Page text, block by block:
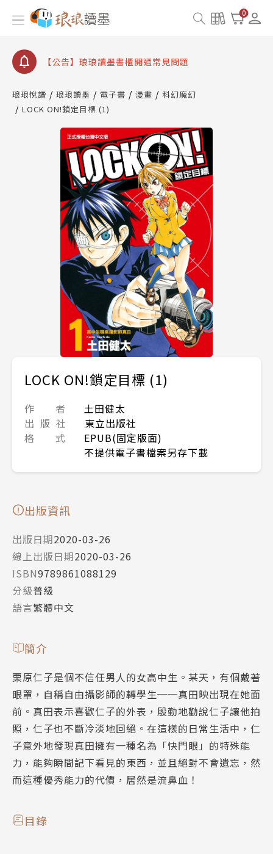
0
【公告】琅琅書店服務升級重要說明及資產合併結果
查詢
【公告】琅琅讀墨數位閱讀資產合併與書櫃開通申請
【公告】琅琅讀墨書櫃開通常見問題
請圖文教學
【公告】琅琅書店服務升級重要說明及資產合併結果
查詢
【公告】琅琅讀墨數位閱讀資產合併與書櫃開通申請
琅琅悅讀 琅琅讀墨 電子書 漫畫
科幻魔幻
LOCK ON!鎖定目標 (1)
LOCK ON!鎖定目標 (1)
作 者
土田健太
出 版 社
東立出版社
格 式
EPUB(固定版面)
不提供電子書檔案另存下載
出版資訊
出版日期2020-03-26
線上出版日期2020-03-26
ISBN9789861088129
分級普級
語言繁體中文
簡介
栗原仁子是個不信任男人的女高中生。某天，有個戴著
眼罩，自稱自由攝影師的轉學生──真田映出現在她面
前。真田表示喜歡仁子的外表，殷勤地勸說仁子讓他拍
照，仁子也不斷冷淡地回絕。在這樣的日常生活中，仁
子意外地發現真田擁有一種名為「快門眼」的特殊能
力，能夠瞬間記下看見的東西，並且絕對不會遺忘，然
而這種優秀能力的代價，居然是流鼻血！
目錄